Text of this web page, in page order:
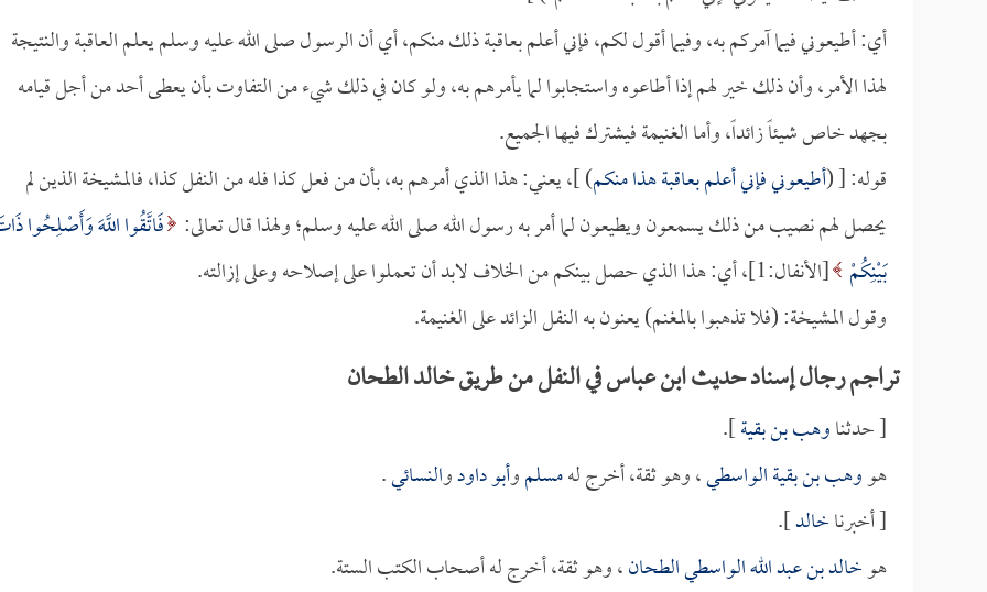
أي: أطيعوني فيما آمركم به، وفيما أقول لكم، فإني أعلم بعاقبة ذلك منكم، أي أن الرسول صلى الله عليه وسلم يعلم العاقبة والنتيجة
لهذا الأمر، وأن ذلك خير لهم إذا أطاعوه واستجابوا لما يأمرهم به، ولو كان في ذلك شيء من التفاوت بأن يعطى أحد من أجل قيامه
بجهد خاص شيئاً زائداً، وأما الغنيمة فيشترك فيها الجميع.
قوله: [ (أطيعوني فإني أعلم بعاقبة هذا منكم) ]، يعني: هذا الذي أمرهم به، بأن من فعل كذا فله من النفل كذا، فالمشيخة الذين لم
يحصل لهم نصيب من ذلك يسمعون ويطيعون لما أمر به رسول الله صلى الله عليه وسلم؛ ولهذا قال تعالى: فَاتَّقُوا اللَّهَ وَأَصْلِحُوا
بَيْنِكُمْ [الأنفال:1]، أي: هذا الذي حصل بينكم من الخلاف لابد أن تعملوا على إصلاحه وعلى إزالته.
وقول المشيخة: (فلا تذهبوا بالمغنم) يعنون به النفل الزائد على الغنيمة.
تراجم رجال إسناد حديث ابن عباس في النفل من طريق خالد الطحان
[ حدثناوهب بن بقية].
هووهب بن بقية الواسطي، وهو ثقة، أخرج لهمسلموأبو داودوالنسائي.
[ أخبرناخالد].
هوخالد بن عبد الله الواسطي الطحان، وهو ثقة، أخرج له أصحاب الكتب الستة.